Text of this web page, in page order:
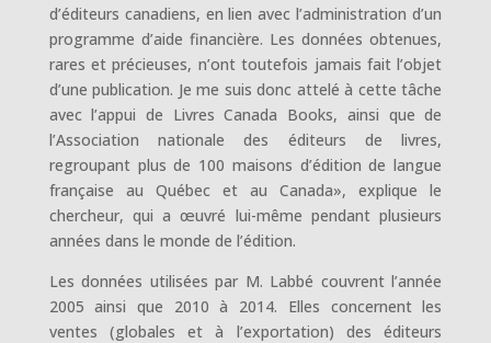
d’éditeurs canadiens, en lien avec l’administration d’un
programme d’aide financière. Les données obtenues,
rares et précieuses, n’ont toutefois jamais fait l’objet
d’une publication. Je me suis donc attelé à cette tâche
avec l’appui de Livres Canada Books, ainsi que de
l’Association nationale des éditeurs de livres,
regroupant plus de 100 maisons d’édition de langue
française au Québec et au Canada», explique le
chercheur, qui a œuvré lui-même pendant plusieurs
années dans le monde de l’édition.
Les données utilisées par M. Labbé couvrent l’année
2005 ainsi que 2010 à 2014. Elles concernent les
ventes (globales et à l’exportation) des éditeurs